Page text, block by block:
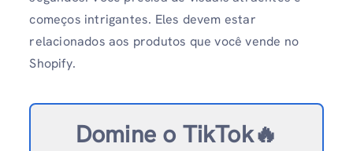
começos intrigantes. Eles devem estar
relacionados aos produtos que você vende no
Shopify.
Domine o TikTok🔥